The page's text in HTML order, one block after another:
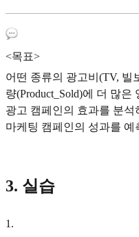
<목표>
어떤 종류의 광고비(TV, 빌
량(Product_Sold)에 더 많은
광고 캠페인의 효과를 분
마케팅 캠페인의 성과를
3. 실습
1 .